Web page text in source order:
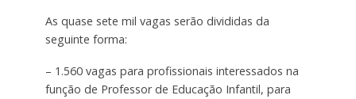
As quase sete mil vagas serão divididas da
seguinte forma:
– 1.560 vagas para profissionais interessados na
função de Professor de Educação Infantil, para